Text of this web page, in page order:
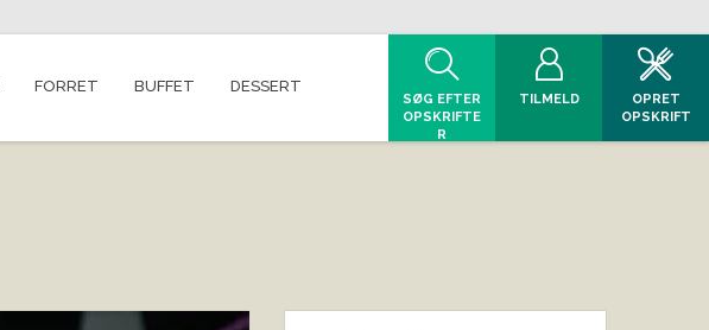
FORRET BUFFET DESSERT
SØG EFTER
OPSKRIFTE
R
TILMELD
OPRET
OPSKRIFT